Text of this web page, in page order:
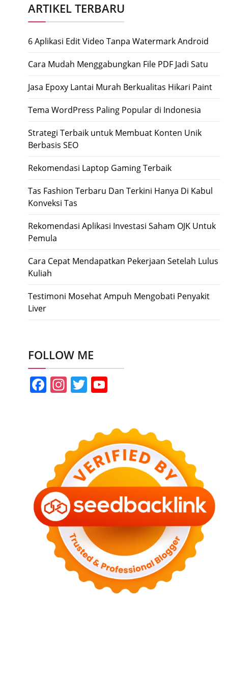
ARTIKEL TERBARU
6 Aplikasi Edit Video Tanpa Watermark Android
Cara Mudah Menggabungkan File PDF Jadi Satu
Jasa Epoxy Lantai Murah Berkualitas Hikari Paint
Tema WordPress Paling Popular di Indonesia
Strategi Terbaik untuk Membuat Konten Unik
Berbasis SEO
Rekomendasi Laptop Gaming Terbaik
Tas Fashion Terbaru Dan Terkini Hanya Di Kabul
Konveksi Tas
Rekomendasi Aplikasi Investasi Saham OJK Untuk
Pemula
Cara Cepat Mendapatkan Pekerjaan Setelah Lulus
Kuliah
Testimoni Mosehat Ampuh Mengobati Penyakit
Liver
FOLLOW ME
Facebook
Instagram
Twitter